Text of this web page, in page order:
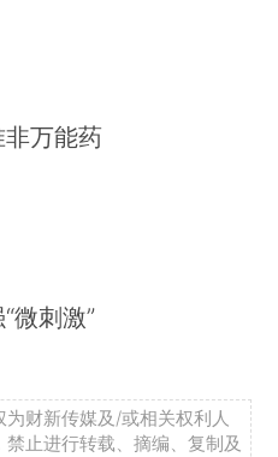
万能药
微刺激”
财新传媒及/或相关权利人
止进行转载、摘编、复制及